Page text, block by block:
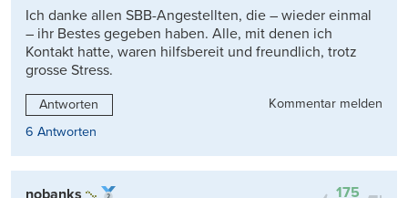
Ich danke allen SBB-Angestellten, die – wieder einmal
– ihr Bestes gegeben haben. Alle, mit denen ich
Kontakt hatte, waren hilfsbereit und freundlich, trotz
grosse Stress.
Antworten
Kommentar melden
6 Antworten
175